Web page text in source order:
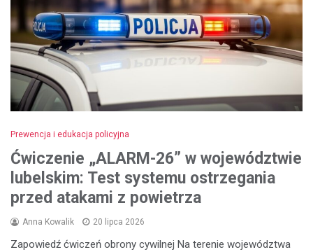
Prewencja i edukacja policyjna
Ćwiczenie „ALARM-26” w województwie
lubelskim: Test systemu ostrzegania
przed atakami z powietrza
Anna Kowalik 20 lipca 2026
Zapowiedź ćwiczeń obrony cywilnej Na terenie województwa